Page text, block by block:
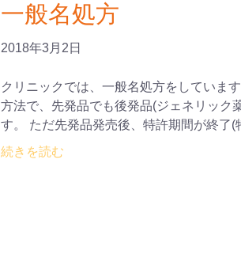
一般名処方
2018年3月2日
クリニックでは、一般名処方をしていま
方法で、先発品でも後発品(ジェネリック
す。 ただ先発品発売後、特許期間が終了
続きを読む